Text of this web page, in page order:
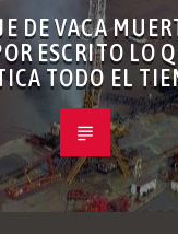
DE VACA
ESCRITO LO
TODO EL